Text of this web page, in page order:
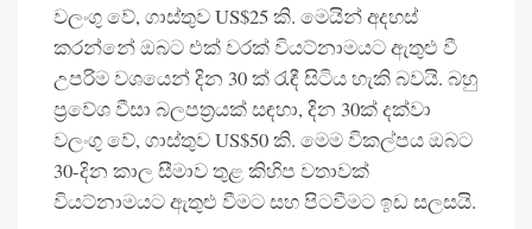
වලංගු වේ, ගාස්තුව US$25 කි. මෙයින් අදහස්
කරන්නේ ඔබට එක් වරක් වියට්නාමයට ඇතුළු වී
උපරිම වශයෙන් දින 30 ක් රැඳී සිටිය හැකි බවයි. බහු
ප්‍රවේශ වීසා බලපත්‍රයක් සඳහා, දින 30ක් දක්වා
වලංගු වේ, ගාස්තුව US$50 කි. මෙම විකල්පය ඔබට
30-දින කාල සීමාව තුළ කිහිප වතාවක්
වියට්නාමයට ඇතුළු වීමට සහ පිටවීමට ඉඩ සලසයි.